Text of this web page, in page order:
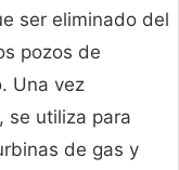
ser eliminado del
pozos de
Una vez
se utiliza para
de gas y